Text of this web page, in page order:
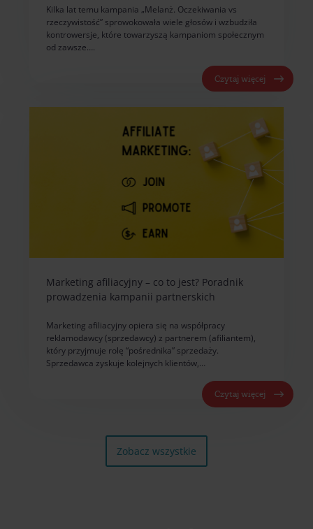
Kilka lat temu kampania „Melanż. Oczekiwania vs
rzeczywistość” sprowokowała wiele głosów i wzbudziła
kontrowersje, które towarzyszą kampaniom społecznym
od zawsze….
Czytaj więcej
Marketing afiliacyjny – co to jest? Poradnik
prowadzenia kampanii partnerskich
Marketing afiliacyjny opiera się na współpracy
reklamodawcy (sprzedawcy) z partnerem (afiliantem),
który przyjmuje rolę “pośrednika” sprzedaży.
Sprzedawca zyskuje kolejnych klientów,…
Czytaj więcej
Zobacz wszystkie